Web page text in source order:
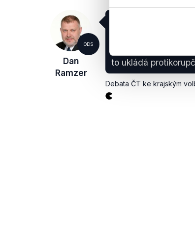
ODS
Dan
Ramzer
vodárenské
to ukládá
Debata ČT ke krajským